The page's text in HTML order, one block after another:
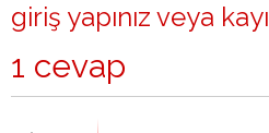
giriş yapınız veya
1 cevap